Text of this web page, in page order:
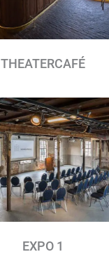
THEATERCAFÉ
EXPO 1